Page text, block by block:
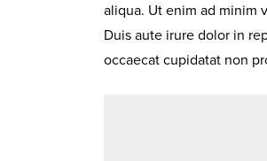
aliqua. Ut enim ad minim
Duis aute irure dolor in
occaecat cupidatat non